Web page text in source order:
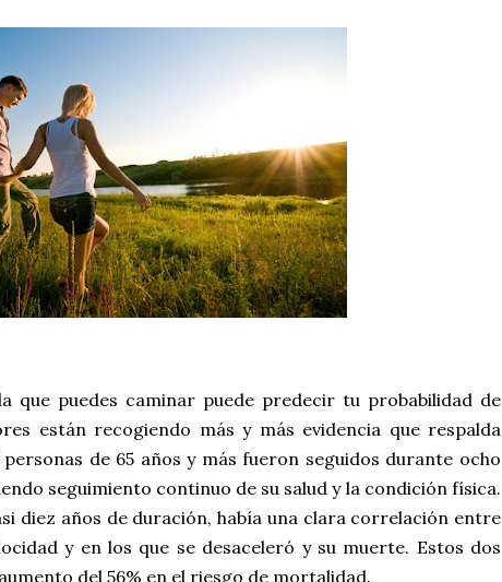
que puedes caminar puede predecir tu probabilidad de
están recogiendo más y más evidencia que respalda
de 65 años y más fueron seguidos durante ocho
seguimiento continuo de su salud y la condición física.
diez años de duración, había una clara correlación entre
y en los que se desaceleró y su muerte. Estos dos
del 56% en el riesgo de mortalidad.